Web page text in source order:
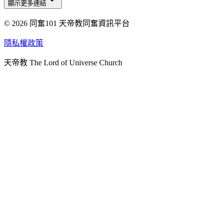
天人研究總院
天人研究學院
天人炁功院
顯示更多連結
© 2026 同奮101 天帝教同奮資訊平台
隱私權政策
天帝教 The Lord of Universe Church